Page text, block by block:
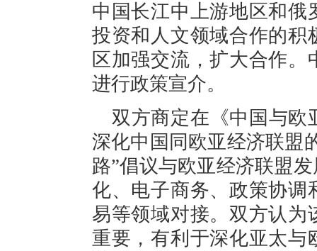
中国长江中上游地区和俄
投资和人文领域合作的积
区加强交流，扩大合作
进行政策宣介。
双方商定在《中国与欧
深化中国同欧亚经济联盟
路”倡议与欧亚经济联盟
化、电子商务、政策协调
易等领域对接。双方认为
重要，有利于深化亚太与